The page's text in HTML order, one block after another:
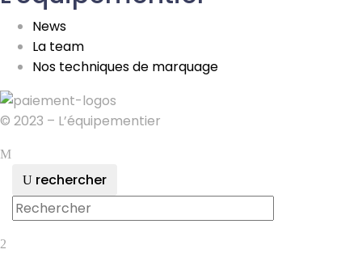
News
La team
Nos techniques de marquage
© 2023 – L’équipementier
rechercher